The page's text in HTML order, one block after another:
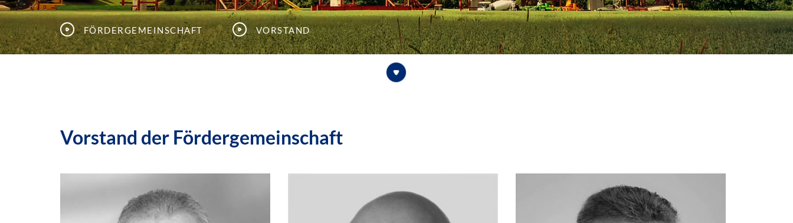
Fördergemeinschaft Vorstand
Vorstand der Fördergemeinschaft